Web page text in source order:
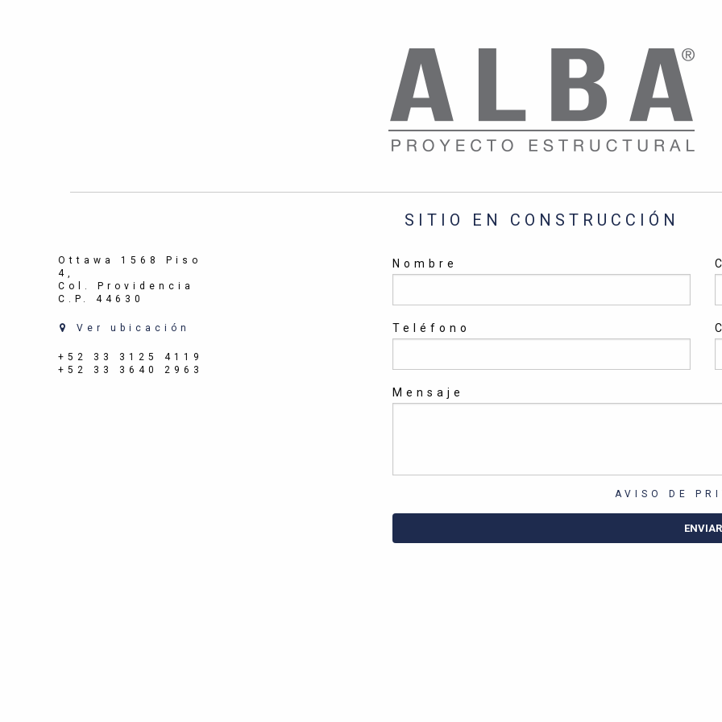
SITIO EN CONSTRUCCIÓN
Ottawa 1568 Piso
4,
Col. Providencia
C.P. 44630
Ver ubicación
+52 33 3125 4119
+52 33 3640 2963
Nombre
Teléfono
Mensaje
AVISO DE
ENVIAR